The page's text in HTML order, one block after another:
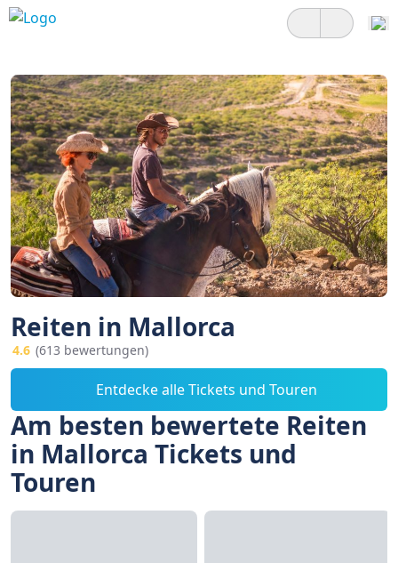
Reiten in Mallorca
4.6 (613 bewertungen)
Entdecke alle Tickets und Touren
Am besten bewertete Reiten
in Mallorca Tickets und
Touren